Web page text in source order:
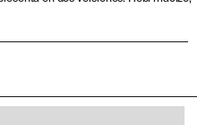
RRSS